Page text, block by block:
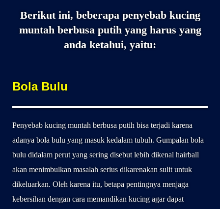
Berikut ini, beberapa penyebab kucing
muntah berbusa putih yang harus yang
anda ketahui, yaitu:
Bola Bulu
Penyebab kucing muntah berbusa putih bisa terjadi karena
adanya bola bulu yang masuk kedalam tubuh. Gumpalan bola
bulu didalam perut yang sering disebut lebih dikenal hairball
akan menimbulkan masalah serius dikarenakan sulit untuk
dikeluarkan. Oleh karena itu, betapa pentingnya menjaga
kebersihan dengan cara memandikan kucing agar dapat